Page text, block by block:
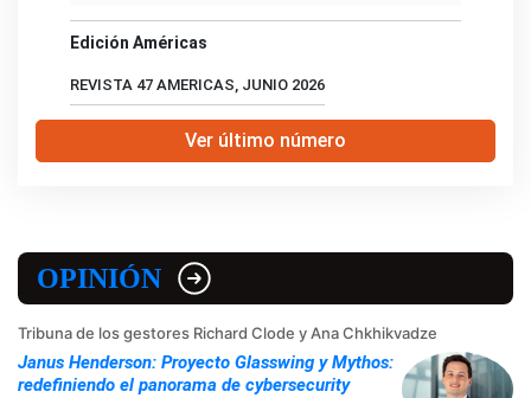
Edición Américas
REVISTA 47 AMERICAS, JUNIO 2026
Ver último número
OPINIÓN
Tribuna de los gestores Richard Clode y Ana Chkhikvadze
Janus Henderson: Proyecto Glasswing y Mythos:
redefiniendo el panorama de cybersecurity